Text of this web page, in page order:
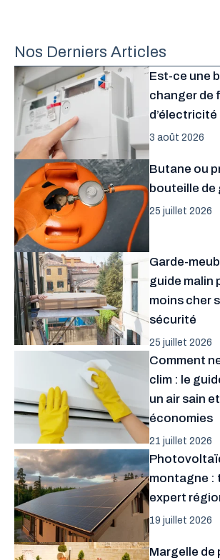
Nos Derniers Articles
Est-ce une
changer de
d’électricité
3 août 2026
Butane ou
bouteille de
25 juillet 2026
Garde-
guide malin
moins cher
sécurité
25 juillet 2026
Comment
clim : le
un air sain
économies
21 juillet 2026
montagne :
expert
19 juillet 2026
Margelle de